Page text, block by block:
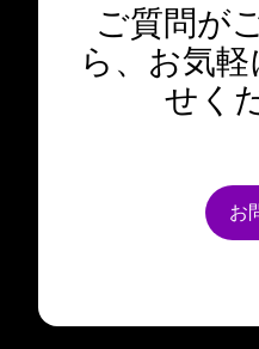
ご質問が
ら、お気
せく
お